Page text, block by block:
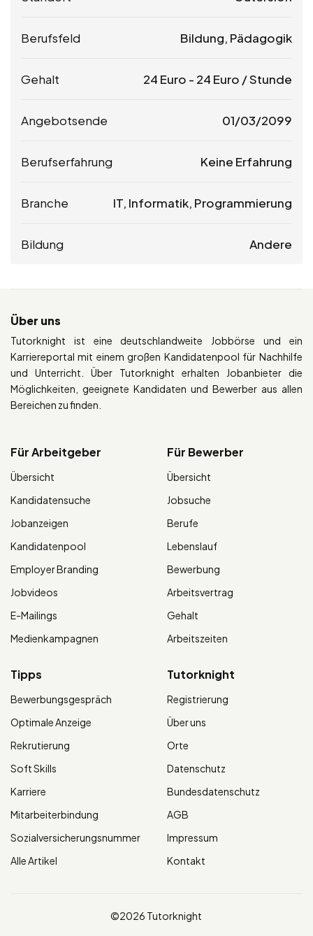
Berufsfeld Bildung, Pädagogik
Gehalt 24 Euro - 24 Euro / Stunde
Angebotsende 01/03/2099
Berufserfahrung Keine Erfahrung
Branche IT, Informatik, Programmierung
Bildung Andere
Über uns
Tutorknight ist eine deutschlandweite Jobbörse und ein
Karriereportal mit einem großen Kandidatenpool für Nachhilfe
und Unterricht. Über Tutorknight erhalten Jobanbieter die
Möglichkeiten, geeignete Kandidaten und Bewerber aus allen
Bereichen zu finden.
Für Arbeitgeber
Übersicht
Kandidatensuche
Jobanzeigen
Kandidatenpool
Employer Branding
Jobvideos
E-Mailings
Medienkampagnen
Für Bewerber
Übersicht
Jobsuche
Berufe
Lebenslauf
Bewerbung
Arbeitsvertrag
Gehalt
Arbeitszeiten
Tipps
Bewerbungsgespräch
Optimale Anzeige
Rekrutierung
Soft Skills
Karriere
Mitarbeiterbindung
Sozialversicherungsnummer
Alle Artikel
Tutorknight
Registrierung
Über uns
Orte
Datenschutz
Bundesdatenschutz
AGB
Impressum
Kontakt
©2026 Tutorknight